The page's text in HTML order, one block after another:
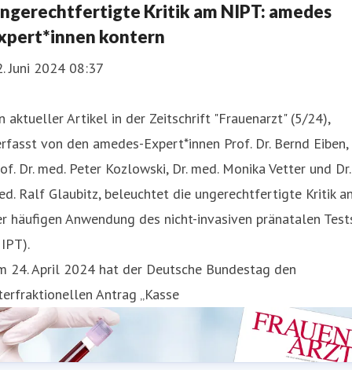
Kritik am NIPT: amedes
kontern
Juni 2024 08:37
aktueller Artikel in der Zeitschrift "Frauenarzt" (5/24),
von den amedes-Expert*innen Prof. Dr. Bernd Eiben,
Dr. med. Peter Kozlowski, Dr. med. Monika Vetter und Dr.
Ralf Glaubitz, beleuchtet die ungerechtfertigte Kritik
häufigen Anwendung des nicht-invasiven pränatalen
24. April 2024 hat der Deutsche Bundestag den
Antrag „Kasse